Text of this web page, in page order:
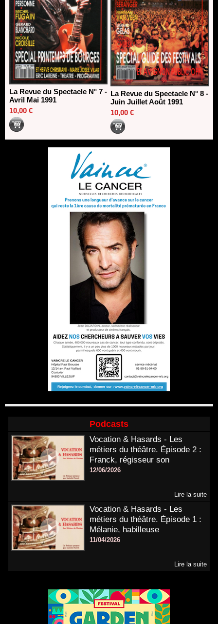
La Revue du Spectacle N° 7 -
Avril Mai 1991
10,00 €
La Revue du Spectacle N° 8 -
Juin Juillet Août 1991
10,00 €
Podcasts
Vocation & Hasards - Les
métiers du théâtre. Épisode 2 :
Franck, régisseur son
12/06/2026
Lire la suite
Vocation & Hasards - Les
métiers du théâtre. Épisode 1 :
Mélanie, habilleuse
11/04/2026
Lire la suite